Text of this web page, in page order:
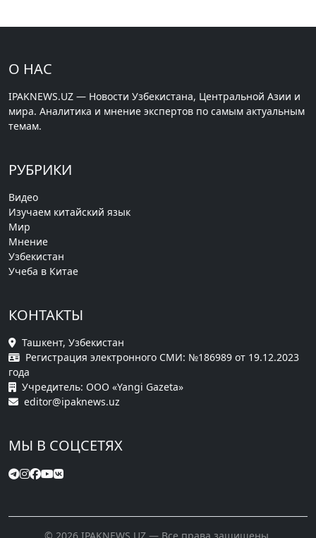
О НАС
IPAKNEWS.UZ — Новости Узбекистана, Центральной Азии и
мира. Аналитика и мнение экспертов по самым актуальным
темам.
РУБРИКИ
Видео
Изучаем китайский язык
Мир
Мнение
Узбекистан
Учеба в Китае
КОНТАКТЫ
Ташкент, Узбекистан
Регистрация электронного СМИ: №186989 от 19.12.2023
года
Учредитель: ООО «Yangi Gazeta»
editor@ipaknews.uz
МЫ В СОЦСЕТЯХ
© 2026 IPAKNEWS.UZ — Все права защищены.